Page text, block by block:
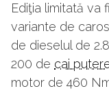
Ediţia limitată va
variante de
de dieselul de
200 de cai
motor de 460